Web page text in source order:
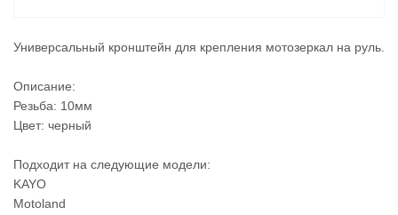
Универсальный кронштейн для крепления мотозеркал на руль.
Описание:
Резьба: 10мм
Цвет: черный
Подходит на следующие модели:
KAYO
Motoland